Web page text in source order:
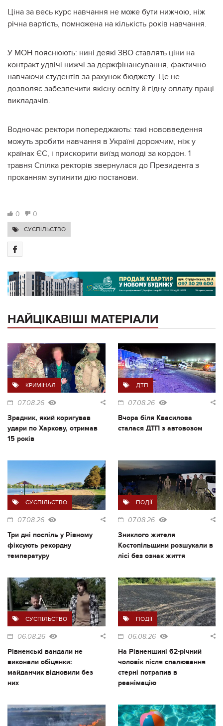
Ціна за весь курс навчання не може бути нижчою, ніж
річна вартість, помножена на кількість років навчання.
У МОН пояснюють: нині деякі ЗВО ставлять ціни на
контракт удвічі нижчі за держфінансування, фактично
навчаючи студентів за рахунок бюджету. Це не
дозволяє забезпечити якісну освіту й гідну оплату праці
викладачів.
Водночас ректори попереджають: такі нововведення
можуть зробити навчання в Україні дорожчим, ніж у
країнах ЄС, і прискорити виїзд молоді за кордон. 1
травня Спілка ректорів звернулася до Президента з
проханням зупинити дію постанови.
0 0
СУСПІЛЬСТВО
НАЙЦІКАВІШІ МАТЕРІАЛИ
КРИМІНАЛ
07.08.26
Зрадник, який коригував
удари по Харкову, отримав
15 років
ДТП
07.08.26
Вчора біля Квасилова
сталася ДТП з автовозом
СУСПІЛЬСТВО
07.08.26
Три дні поспіль у Рівному
фіксують рекордну
температуру
ПОДІЇ
07.08.26
Зниклого жителя
Костопільщини розшукали в
лісі без ознак життя
СУСПІЛЬСТВО
06.08.26
Рівненські вандали не
виконали обіцянки:
майданчик відновили без
них
ПОДІЇ
06.08.26
На Рівненщині 62-річний
чоловік після спалювання
стерні потрапив в
реанімацію